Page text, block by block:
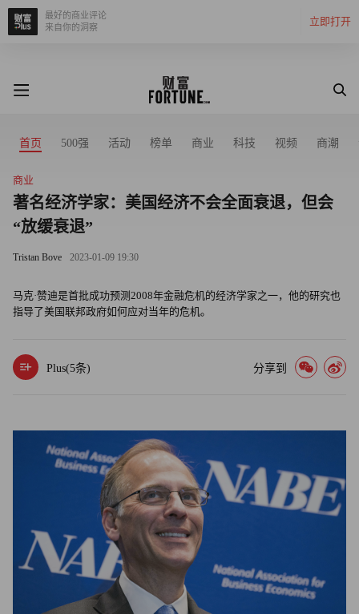
立即打开
最好的商业评论
来自你的洞察
首页 500强 活动 榜单 商业 科技 视频 商潮
商业
著名经济学家：美国经济不会全面衰退，但会
“放缓衰退”
Tristan Bove 2023-01-09 19:30
马克·赞迪是首批成功预测2008年金融危机的经济学家之一，他的研究也
指导了美国联邦政府如何应对当年的危机。
Plus(5条) 分享到